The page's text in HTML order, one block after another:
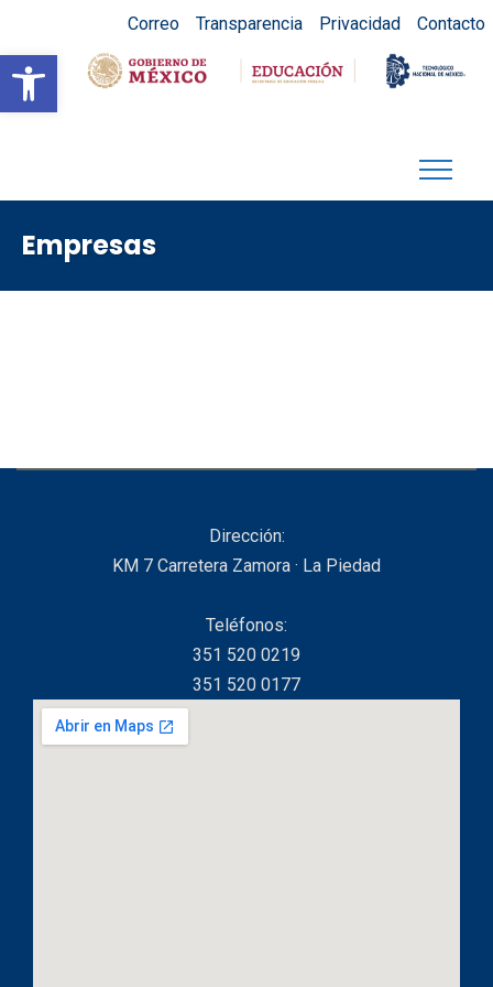
Abrir barra de herramientas
Correo Transparencia Privacidad Contacto
Empresas
Dirección:
KM 7 Carretera Zamora · La Piedad
Teléfonos:
351 520 0219
351 520 0177